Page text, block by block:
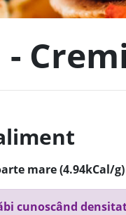
mare (4.94kCal/g)
cunoscând